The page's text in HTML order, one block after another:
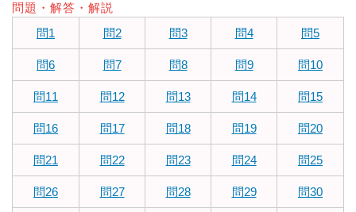
問題・解答・解説
問1
問2 問3 問4 問5
問6 問7 問8 問9 問10
問11 問12 問13 問14 問15
問16 問17 問18 問19 問20
問21 問22 問23 問24 問25
問26 問27 問28 問29 問30